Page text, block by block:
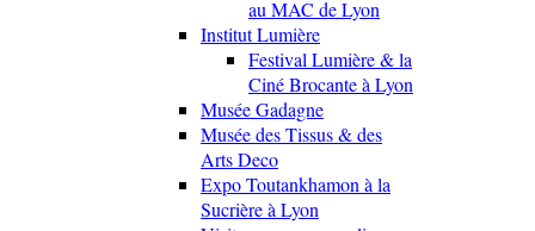
au MAC de Lyon
Institut Lumière
Festival Lumière & la
Ciné Brocante à Lyon
Musée Gadagne
Musée des Tissus & des
Arts Deco
Expo Toutankhamon à la
Sucrière à Lyon